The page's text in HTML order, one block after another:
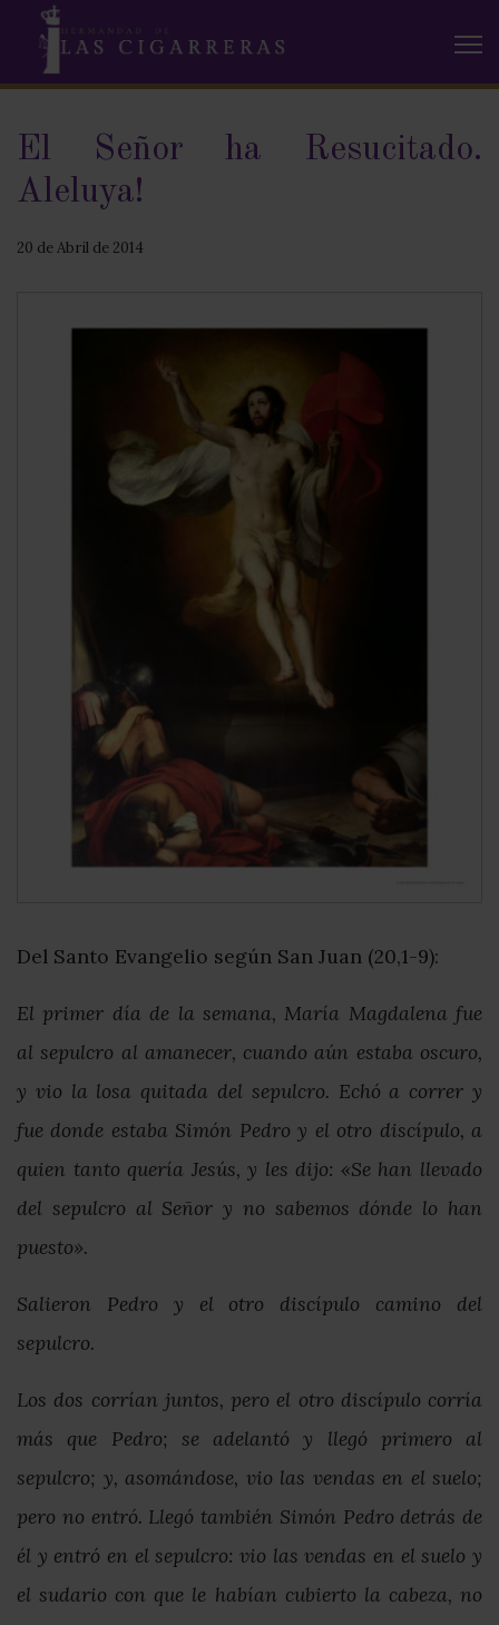
El Señor ha Resucitado.
Aleluya!
20 de Abril de 2014
Del Santo Evangelio según San Juan (20,1-9):
El primer día de la semana, María Magdalena fue
al sepulcro al amanecer, cuando aún estaba oscuro,
y vio la losa quitada del sepulcro. Echó a correr y
fue donde estaba Simón Pedro y el otro discípulo, a
quien tanto quería Jesús, y les dijo: «Se han llevado
del sepulcro al Señor y no sabemos dónde lo han
puesto».
Salieron Pedro y el otro discípulo camino del
sepulcro.
Los dos corrían juntos, pero el otro discípulo corría
más que Pedro; se adelantó y llegó primero al
sepulcro; y, asomándose, vio las vendas en el suelo;
pero no entró. Llegó también Simón Pedro detrás de
él y entró en el sepulcro: vio las vendas en el suelo y
el sudario con que le habían cubierto la cabeza, no